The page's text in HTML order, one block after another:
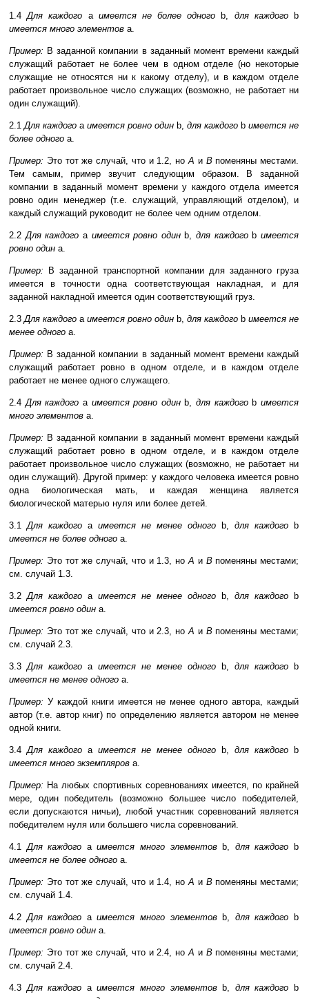
1.4Для каждого aимеется не более одного b, для каждого
b
имеется много элементов a.
Пример: В заданной компании в заданный момент времени каждый
служащий работает не более чем в одном отделе (но некоторые
служащие не относятся ни к какому отделу), и в каждом отделе
работает произвольное число служащих (возможно, не работает ни
один служащий).
2.1Для каждого aимеется ровно один b, для каждого b имеется не
более одного a.
Пример: Это тот же случай, что и 1.2, ноA и Bпоменяны местами.
Тем самым, пример звучит следующим образом. В заданной
компании в заданный момент времени у каждого отдела имеется
ровно один менеджер (т.е. служащий, управляющий отделом), и
каждый служащий руководит не более чем одним отделом.
2.2Для каждого aимеется ровно один b,для каждого b имеется
ровно один a.
Пример:
В заданной транспортной компании для заданного груза
имеется в точности одна соответствующая накладная, и для
заданной накладной имеется один соответствующий груз.
2.3Для каждого aимеется ровно один b, для каждого b имеется не
менее одного a.
Пример: В заданной компании в заданный момент времени каждый
служащий работает ровно в одном отделе, и в каждом отделе
работает не менее одного служащего.
2.4Для каждого aимеется ровно один b,для каждого b имеется
много элементов a.
Пример: В заданной компании в заданный момент времени каждый
служащий работает ровно в одном отделе, и в каждом отделе
работает произвольное число служащих (возможно, не работает ни
один служащий). Другой пример: у каждого человека имеется ровно
одна биологическая мать, и каждая женщина является
биологической матерью нуля или более детей.
3.1Для каждого aимеется не менее одного b, для каждого
b
имеется не более одного a.
Пример: Это тот же случай, что и 1.3, ноA и Bпоменяны местами;
см. случай 1.3.
3.2Для каждого aимеется не менее одного b, для каждого
b
имеется ровно один a.
Пример: Это тот же случай, что и 2.3, ноA и Bпоменяны местами;
см. случай 2.3.
3.3Для каждого aимеется не менее одного b, для каждого
b
имеется не менее одного a.
Пример: У каждой книги имеется не менее одного автора, каждый
автор (т.е. автор книг) по определению является автором не менее
одной книги.
3.4Для каждого aимеется не менее одного b, для каждого
b
имеется много экземпляров a.
Пример: На любых спортивных соревнованиях имеется, по крайней
мере, один победитель (возможно большее число победителей,
если допускаются ничьи), любой участник соревнований является
победителем нуля или большего числа соревнований.
4.1Для каждого aимеется много элементов b, для каждого
b
имеется не более одного a.
Пример: Это тот же случай, что и 1.4, ноA и Bпоменяны местами;
см. случай 1.4.
4.2Для каждого aимеется много элементов b, для каждого
b
имеется ровно один a.
Пример: Это тот же случай, что и 2.4, ноA и Bпоменяны местами;
см. случай 2.4.
4.3Для каждого aимеется много элементов b, для каждого
b